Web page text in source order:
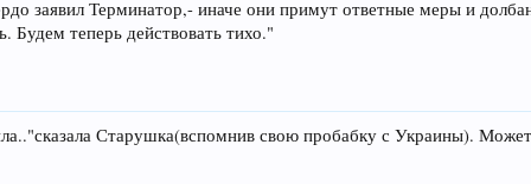
заявил Терминатор,- иначе они примут ответные меры и
теперь действовать тихо."
Старушка(вспомнив свою пробабку с Украины).